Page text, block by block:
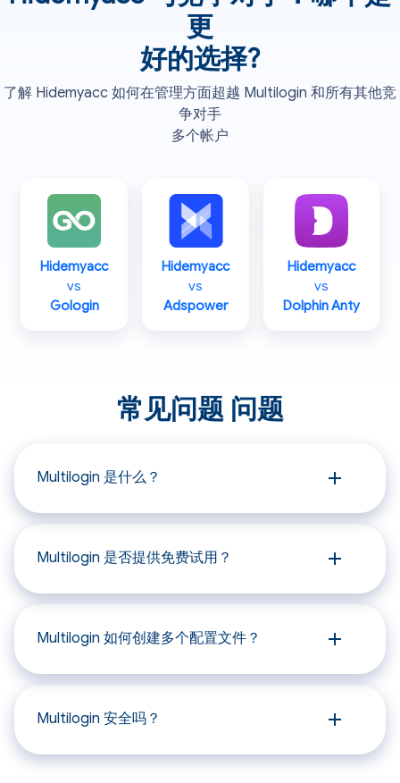
更
好的选择?
了解 Hidemyacc 如何在管理方面超越 Multilogin 和所有其他竞
争对手
多个帐户
Hidemyacc
vs
Gologin
Hidemyacc
vs
Adspower
Hidemyacc
vs
Dolphin Anty
常见问题 问题
Multilogin 是什么？
Multilogin 是一款与 Hidemyacc 相似的反检测
理多个账户。
Multilogin 是否提供免费试用？
否，Multilogin 不提供免费试用。用户需要根
Multilogin 如何创建多个配置文件？
Multilogin 允许您使用隐藏身份来管理多个在
纹，就像具有不同 IP 地址和设置的独立浏览
Multilogin 安全吗？
虽然 Multilogin 提供一系列安全功能，但整体